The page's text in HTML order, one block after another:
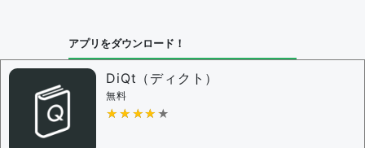
アプリをダウンロード！
DiQt（ディクト）
無料
★★★★★
★★★★★